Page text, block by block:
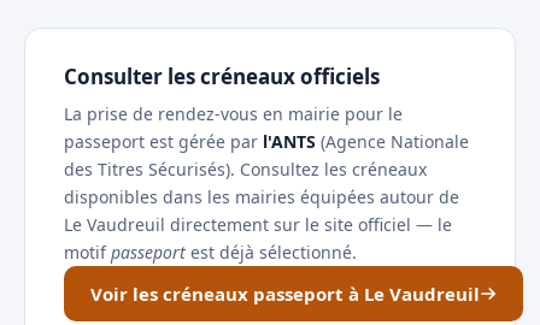
Consulter les créneaux officiels
La prise de rendez-vous en mairie pour le
passeport est gérée par l'ANTS (Agence Nationale
des Titres Sécurisés). Consultez les créneaux
disponibles dans les mairies équipées autour de
Le Vaudreuil directement sur le site officiel — le
motifpasseport est déjà sélectionné.
Voir les créneaux passeport à Le Vaudreuil